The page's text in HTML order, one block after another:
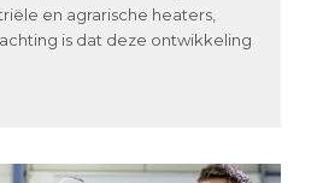
en agrarische heaters,
is dat deze ontwikkeling